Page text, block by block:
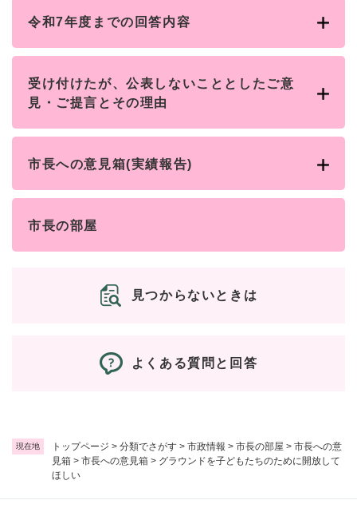
現在地 トップページ > 分類でさがす > 市政情報 > 市長の部屋 > 市長への意
見箱 > 市長への意見箱 > グラウンドを子どもたちのために開放して
ほしい
令和7年度までの回答内容
受け付けたが、公表しないこととしたご意
見・ご提言とその理由
市長への意見箱(実績報告)
市長の部屋
見つからないときは
よくある質問と回答